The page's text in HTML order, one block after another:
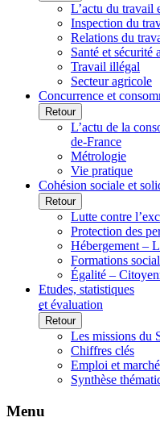
L’actu du travail
Inspection du
Relations du
Santé et sécurité
Travail illégal
Secteur agricole
Concurrence et
Retour
L’actu de la
de-France
Métrologie
Vie pratique
Cohésion sociale et
Retour
Lutte contre
Protection des
Hébergement –
Formations
Égalité –
Etudes, statistiques
et évaluation
Retour
Les missions du
Chiffres clés
Emploi et
Synthèse
Menu